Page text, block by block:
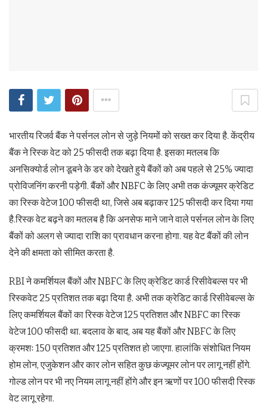
भारतीय रिजर्व बैंक ने पर्सनल लोन से जुड़े नियमों को सख्‍त कर दिया है. केंद्रीय
बैंक ने रिस्क वेट को 25 फीसदी तक बढ़ा दिया है. इसका मतलब कि
अनसिक्योर्ड लोन डूबने के डर को देखते हुये बैंकों को अब पहले से 25% ज्यादा
प्रोविजनिंग करनी पड़ेगी. बैंकों और NBFC के लिए अभी तक कंज्यूमर क्रेडिट
का रिस्क वेटेज 100 फीसदी था, जिसे अब बढ़ाकर 125 फीसदी कर दिया गया
है.रिस्‍क वेट बढ़ने का मतलब है कि अनसेफ माने जाने वाले पर्सनल लोन के लिए
बैंकों को अलग से ज्यादा राशि का प्रावधान करना होगा. यह वेट बैंकों की लोन
देने की क्षमता को सीमित करता है.
RBI ने कमर्शियल बैंकों और NBFC के लिए क्रेडिट कार्ड रिसीवेबल्स पर भी
रिस्कवेट 25 प्रतिशत तक बढ़ा दिया है. अभी तक क्रेडिट कार्ड रिसीवेबल्स के
लिए कमर्शियल बैंकों का रिस्क वेटेज 125 प्रतिशत और NBFC का रिस्क
वेटेज 100 फीसदी था. बदलाव के बाद, अब यह बैंकों और NBFC के लिए
क्रमशः 150 प्रतिशत और 125 प्रतिशत हो जाएगा. हालांकि संशोधित नियम
होम लोन, एजुकेशन और कार लोन सहित कुछ कंज्‍यूमर लोन पर लागू नहीं होंगे.
गोल्‍ड लोन पर भी नए नियम लागू नहीं होंगे और इन ऋणों पर 100 फीसदी रिस्क
वेट लागू रहेगा.